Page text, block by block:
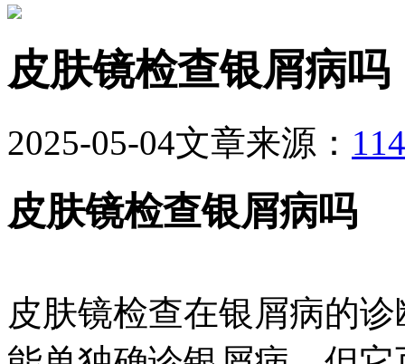
皮肤镜检查银屑病吗
2025-05-04文章来源：
皮肤镜检查银屑病吗
皮肤镜检查在银屑病的